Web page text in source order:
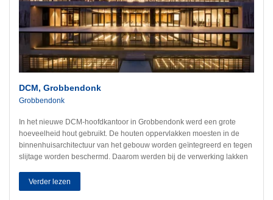
DCM, Grobbendonk
Grobbendonk
In het nieuwe DCM-hoofdkantoor in Grobbendonk werd een grote
hoeveelheid hout gebruikt. De houten oppervlakken moesten in de
binnenhuisarchitectuur van het gebouw worden geïntegreerd en tegen
slijtage worden beschermd. Daarom werden bij de verwerking lakken
behouden en tegelijkertijd een hoge krasvastheid hebben.
Verder lezen